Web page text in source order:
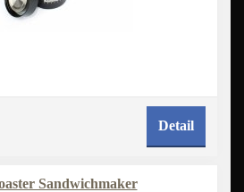
Detail
Sandwichmaker